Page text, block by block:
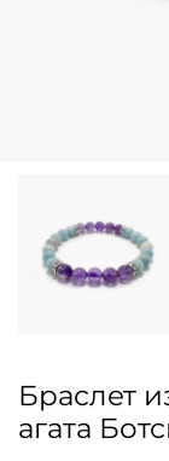
Браслет
агата